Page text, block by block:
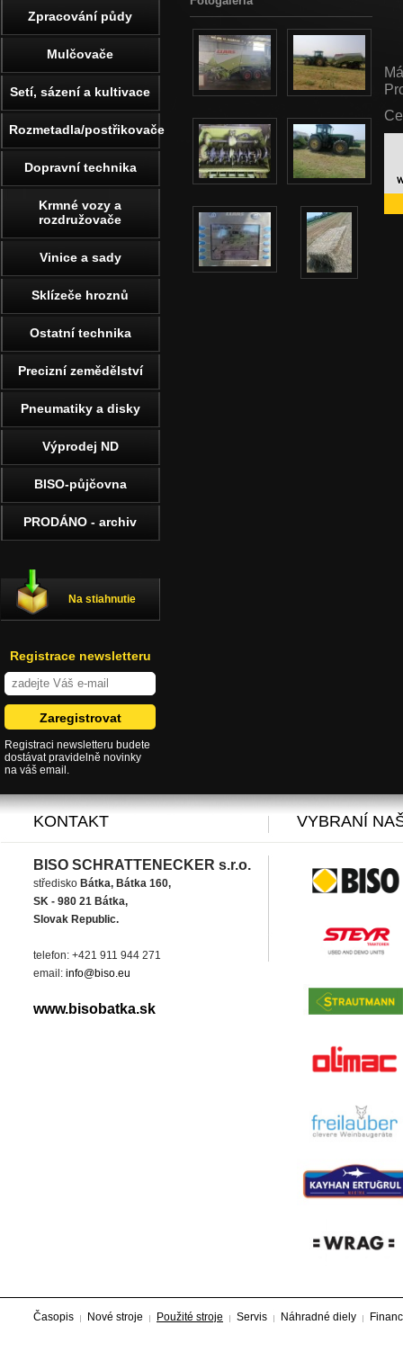
Zpracování půdy
Mulčovače
Setí, sázení a kultivace
Rozmetadla/postřikovače
Dopravní technika
Krmné vozy a
rozdružovače
Vinice a sady
Sklízeče hroznů
Ostatní technika
Precizní zemědělství
Pneumatiky a disky
Výprodej ND
BISO-půjčovna
PRODÁNO - archiv
Na stiahnutie
Registrace newsletteru
Registraci newsletteru budete
dostávat pravidelně novinky
na váš email.
KONTAKT
BISO SCHRATTENECKER s.r.o.
středisko Bátka, Bátka 160,
SK - 980 21 Bátka,
Slovak Republic.
telefon: +421 911 944 271
email: info@biso.eu
www.bisobatka.sk
VYBRANÍ
Časopis Nové stroje Použité stroje Servis Náhradné diely